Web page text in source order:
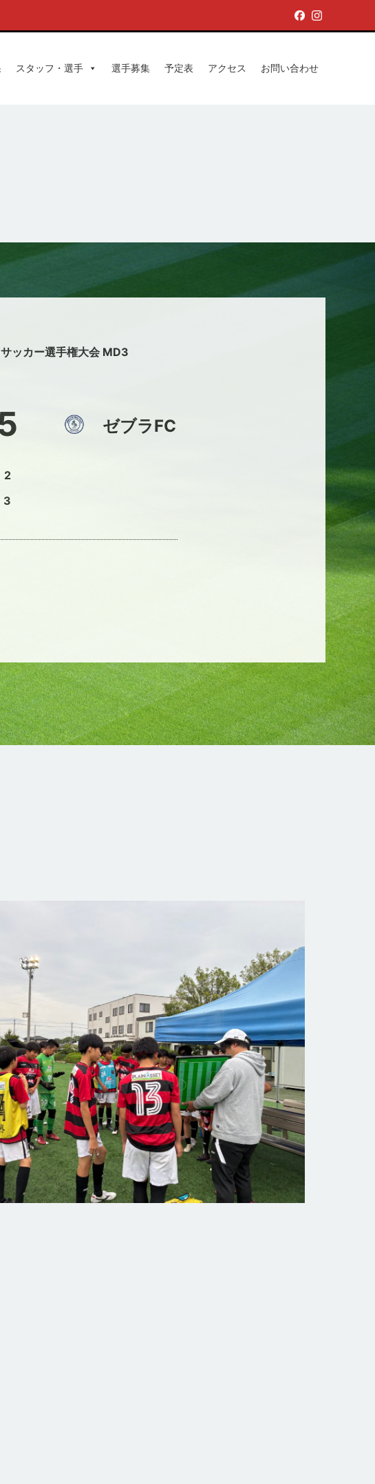
スタッフ・選手 選手募集 予定表 アクセス お問い合わせ
ッカー選手権大会 MD3
2
3
ゼブラFC